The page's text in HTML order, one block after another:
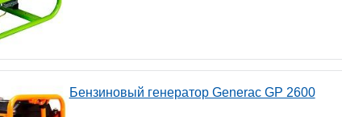
Бензиновый генератор Generac GP 2600